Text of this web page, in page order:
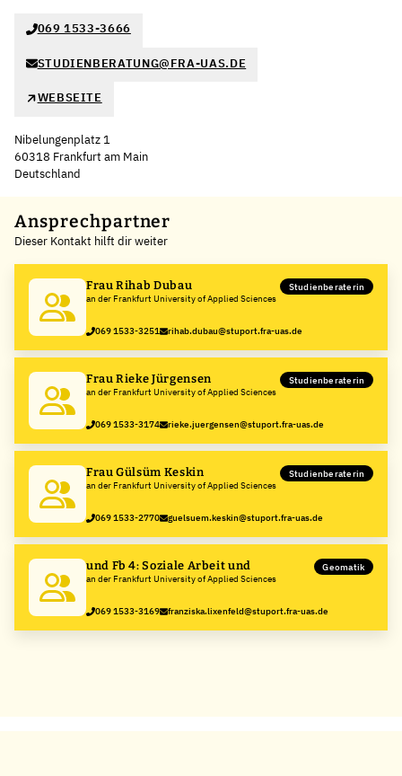
069 1533-3666
STUDIENBERATUNG@FRA-UAS.DE
WEBSEITE
Nibelungenplatz 1
60318 Frankfurt am Main
Deutschland
+
−
Ansprechpartner
Dieser Kontakt hilft dir weiter
Frau Rihab Dubau
an der Frankfurt University of Applied Sciences
Studienberaterin
069 1533-3251 rihab.dubau@stuport.fra-uas.de
Frau Rieke Jürgensen
an der Frankfurt University of Applied Sciences
Studienberaterin
069 1533-3174 rieke.juergensen@stuport.fra-uas.de
Frau Gülsüm Keskin
an der Frankfurt University of Applied Sciences
Studienberaterin
069 1533-2770 guelsuem.keskin@stuport.fra-uas.de
und Fb 4: Soziale Arbeit und
an der Frankfurt University of Applied Sciences
Geomatik
069 1533-3169 franziska.lixenfeld@stuport.fra-uas.de